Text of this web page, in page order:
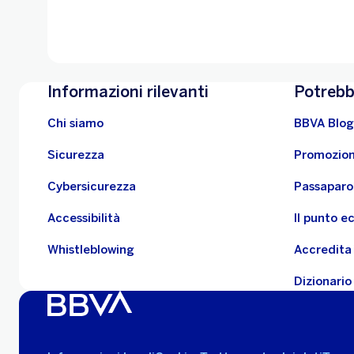
Informazioni rilevanti
Chi siamo
Sicurezza
Cybersicurezza
Accessibilità
Whistleblowing
BBVA Blog
Il punto
Accredita